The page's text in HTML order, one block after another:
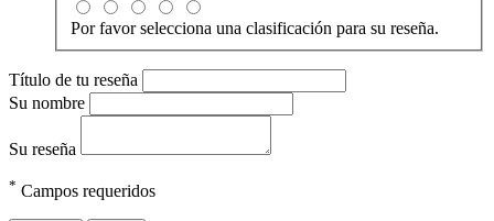
Por favor selecciona una clasificación para su reseña.
Título de tu reseña
Su nombre
Su reseña
* Campos requeridos